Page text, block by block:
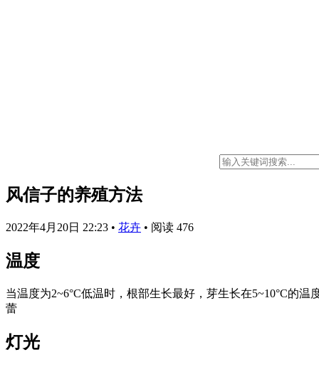
风信子的养殖方法
2022年4月20日 22:23 • 花卉 • 阅读 476
温度
当温度为2~6°C低温时，根部生长最好，芽生长在5~10°C的
蕾
灯光